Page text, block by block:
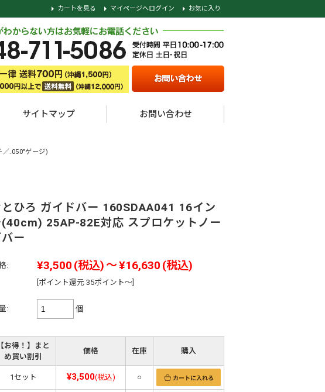
カートを見る マイページへログイン お気に入り
サイトマップ お問い合わせ
.050"ゲージ)
とひろ ガイドバー 160SDAA041 16イン
(40cm) 25AP-82E対応 スプロケットノー
ー
: ¥3,500 (税込) ～¥16,630 (税込)
[ポイント還元 35ポイント～]
: 個
【お得！】まと
め買い割引
価格 在庫 購入
1セット ¥3,500(税込) ○